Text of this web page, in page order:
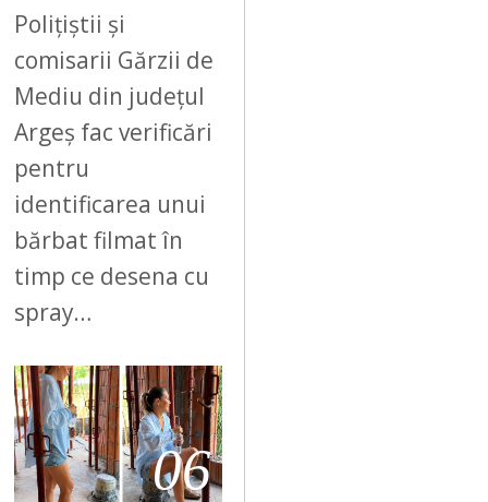
Polițiștii și
comisarii Gărzii de
Mediu din județul
Argeș fac verificări
pentru
identificarea unui
bărbat filmat în
timp ce desena cu
spray…
06